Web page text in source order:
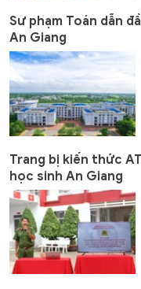
Sư phạm Toán dẫn
An Giang
Trang bị kiến thức
học sinh An Giang